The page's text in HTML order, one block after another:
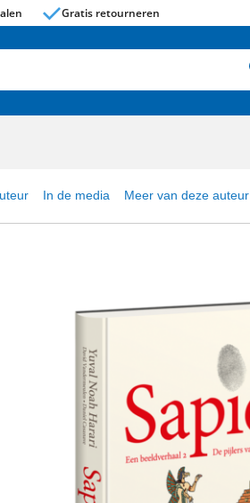
Gratis retourneren
In de media Meer van deze auteur